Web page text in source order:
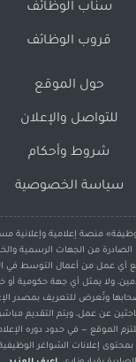
سناب الوظائف
قروب الوظائف
حول الموقع
للتواصل والإعلان
شروط وأحكام
سياسة الخصوصية
منصة إعلامية وإعلانية
الصادرة من الجهات الرسمية
أي عمل من أعمال التوسط في
ولا يمثل أي جهة حكومية
وتُعرض للتعريف بمصدر
عن عمل، ويتم التقديم
الموقع — في حدود دوره
إعلانات الشواغر